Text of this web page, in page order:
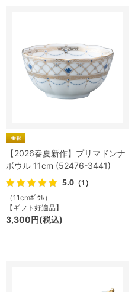
【2026春夏新作】プリマドンナ
ボウル 11cm (52476-3441)
5.0 （1）
（11cmﾎﾞｳﾙ）
【ギフト好適品】
3,300円(税込)